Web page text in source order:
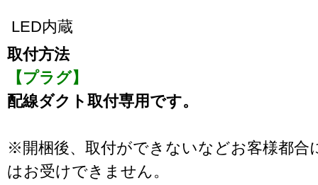
LED内蔵
取付方法
【プラグ】
配線ダクト取付専用です。
※開梱後、取付ができないなどお客様都合
はお受けできません。